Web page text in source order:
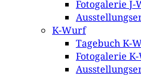
Fotogalerie J-
K-Wurf
Tagebuch K-
Fotogalerie